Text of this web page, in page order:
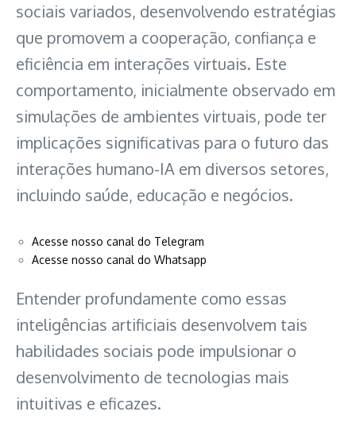
sociais variados, desenvolvendo estratégias
que promovem a cooperação, confiança e
eficiência em interações virtuais. Este
comportamento, inicialmente observado em
simulações de ambientes virtuais, pode ter
implicações significativas para o futuro das
interações humano-IA em diversos setores,
incluindo saúde, educação e negócios.
Acesse nosso canal do Telegram
Acesse nosso canal do Whatsapp
Entender profundamente como essas
inteligências artificiais desenvolvem tais
habilidades sociais pode impulsionar o
desenvolvimento de tecnologias mais
intuitivas e eficazes.